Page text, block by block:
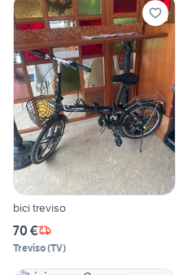
bici treviso
70 €
Treviso(TV)